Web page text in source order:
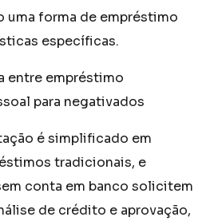
uma forma de empréstimo
específicas.
é simplificado em
tradicionais, e
conta em banco solicitem
de crédito e aprovação,